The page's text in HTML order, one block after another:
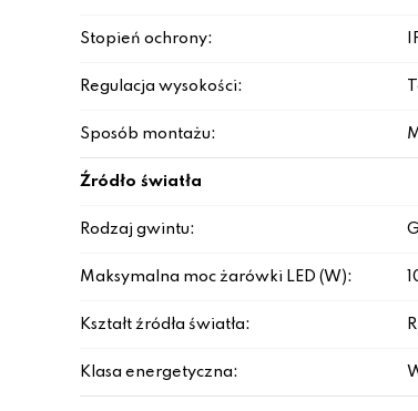
Stopień ochrony:
Regulacja wysokości:
Sposób montażu:
Źródło światła
Rodzaj gwintu:
Maksymalna moc żarówki LED (W):
Kształt źródła światła:
Klasa energetyczna: